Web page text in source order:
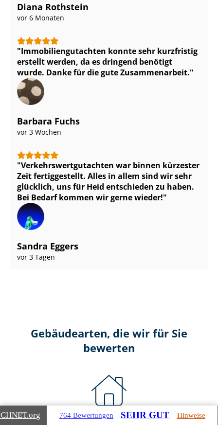
Diana Rothstein
vor 6 Monaten
Im­mo­bi­li­en­gut­ach­ten konnte sehr kurzfristig
erstellt werden, da es dringend benötigt
wurde. Danke für die gute Zusammenarbeit.
Barbara Fuchs
vor 3 Wochen
Ver­kehrs­wert­gut­ach­ten war binnen kürzester
Zeit fertiggestellt. Alles in allem sind wir sehr
glücklich, uns für Heid entschieden zu haben.
Bei Bedarf kommen wir gerne wieder!
Sandra Eggers
vor 3 Tagen
Gebäudearten, die wir für Sie
bewerten
Wohnimmobilien
.org 764 Bewertungen SEHR GUT Hinweise